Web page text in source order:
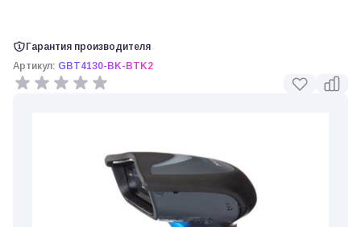
Гарантия производителя
Артикул: GBT4130-BK-BTK2